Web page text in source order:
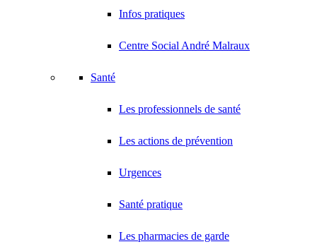
Infos pratiques
Centre Social André Malraux
Santé
Les professionnels de santé
Les actions de prévention
Urgences
Santé pratique
Les pharmacies de garde